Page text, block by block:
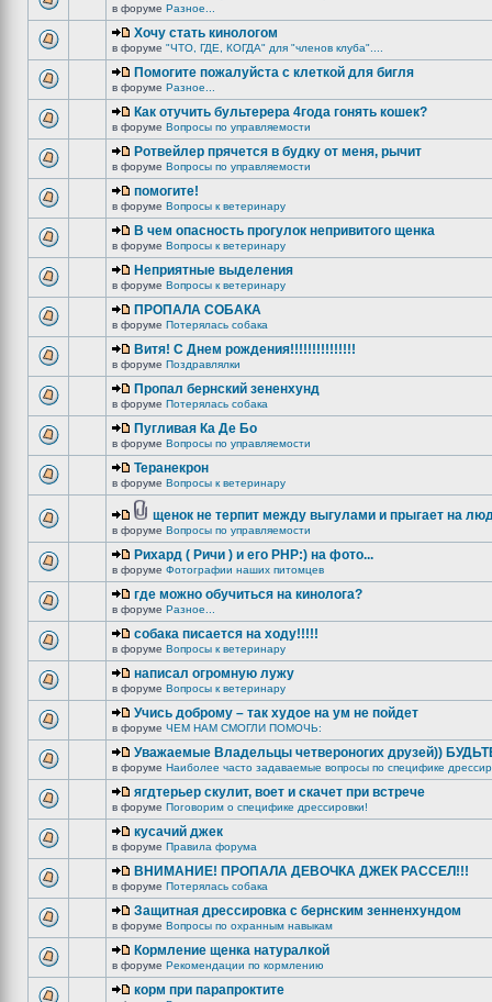
в форуме Разное...
Хочу стать кинологом
в форуме "ЧТО, ГДЕ, КОГДА" для "членов клуба"....
Помогите пожалуйста с клеткой для бигля
в форуме Разное...
Как отучить бультерера 4года гонять кошек?
в форуме Вопросы по управляемости
Ротвейлер прячется в будку от меня, рычит
в форуме Вопросы по управляемости
помогите!
в форуме Вопросы к ветеринару
В чем опасность прогулок непривитого щенка
в форуме Вопросы к ветеринару
Неприятные выделения
в форуме Вопросы к ветеринару
ПРОПАЛА СОБАКА
в форуме Потерялась собака
Витя! С Днем рождения!!!!!!!!!!!!!!!
в форуме Поздравлялки
Пропал бернский зененхунд
в форуме Потерялась собака
Пугливая Ка Де Бо
в форуме Вопросы по управляемости
Теранекрон
в форуме Вопросы к ветеринару
щенок не терпит между выгулами и прыгает на
в форуме Вопросы по управляемости
Рихард ( Ричи ) и его РНР:) на фото...
в форуме Фотографии наших питомцев
где можно обучиться на кинолога?
в форуме Разное...
собака писается на ходу!!!!!
в форуме Вопросы к ветеринару
написал огромную лужу
в форуме Вопросы к ветеринару
Учись доброму – так худое на ум не пойдет
в форуме ЧЕМ НАМ СМОГЛИ ПОМОЧЬ:
Уважаемые Владельцы четвероногих друзей))
в форуме Наиболее часто задаваемые вопросы по специфике
ягдтерьер скулит, воет и скачет при встрече
в форуме Поговорим о специфике дрессировки!
кусачий джек
в форуме Правила форума
ВНИМАНИЕ! ПРОПАЛА ДЕВОЧКА ДЖЕК РАССЕЛ!!!
в форуме Потерялась собака
Защитная дрессировка с бернским зенненхундом
в форуме Вопросы по охранным навыкам
Кормление щенка натуралкой
в форуме Рекомендации по кормлению
корм при парапроктите